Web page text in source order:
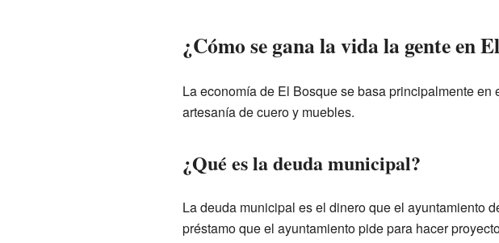
¿Cómo se gana la vida la gente en
La economía de El Bosque se basa principalmente
artesanía de cuero y muebles.
¿Qué es la deuda municipal?
La deuda municipal es el dinero que el ayuntamiento
préstamo que el ayuntamiento pide para hacer